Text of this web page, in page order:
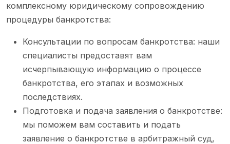
комплексному юридическому сопровождению
процедуры банкротства:
Консультации по вопросам банкротства: наши
специалисты предоставят вам
исчерпывающую информацию о процессе
банкротства, его этапах и возможных
последствиях.
Подготовка и подача заявления о банкротстве:
мы поможем вам составить и подать
заявление о банкротстве в арбитражный суд,